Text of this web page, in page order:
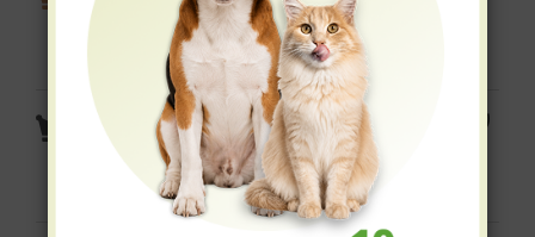
つお
yum yum yum！ えらべるふんわり
ソース仕立て 5袋セット